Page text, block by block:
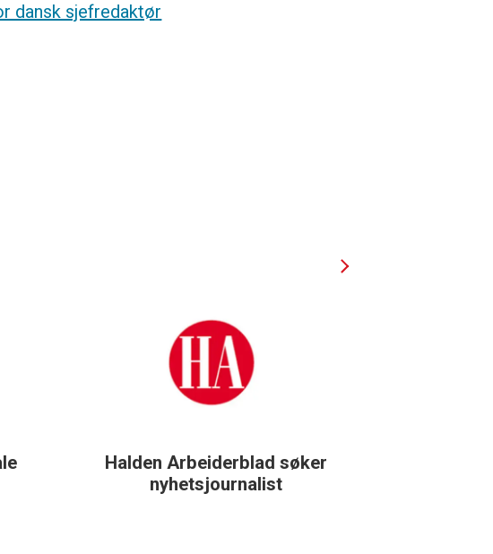
dansk sjefredaktør
Halden Arbeiderblad søker
nyhetsjournalist